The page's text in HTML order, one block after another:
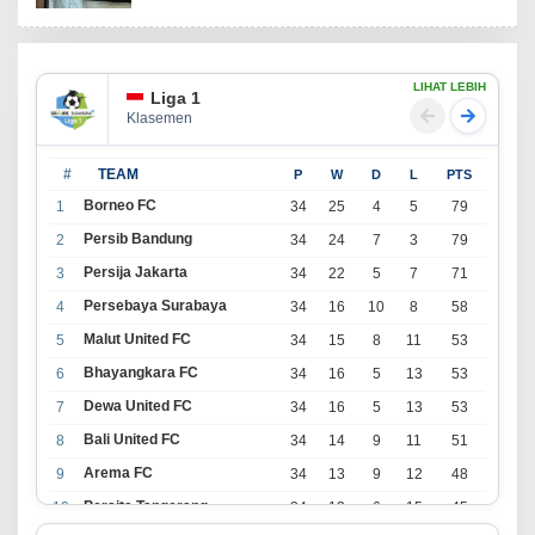
Liga 1
Klasemen
LIHAT LEBIH
# TEAM P W D L PTS
1 Borneo FC 34 25 4 5
79
2
Persib Bandung 34 24 7 3
79
3
Persija Jakarta 34 22 5 7
71
4
Persebaya Surabaya 34 16 10 8
58
5
Malut United FC 34 15 8 11
53
6
Bhayangkara FC 34 16 5 13
53
7
Dewa United FC 34 16 5 13
53
8
Bali United FC 34 14 9 11
51
9
Arema FC 34 13 9 12
48
10
Persita Tangerang 34 13 6 15
45